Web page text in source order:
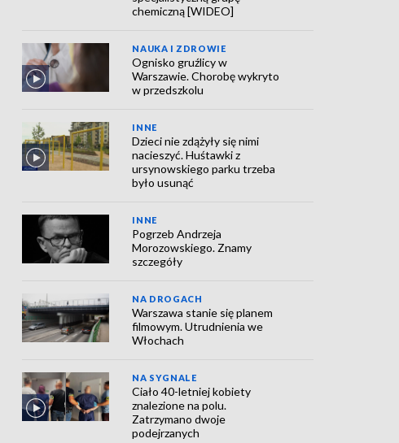
chemiczną [WIDEO]
NAUKA I ZDROWIE
Ognisko gruźlicy w
Warszawie. Chorobę wykryto
w przedszkolu
INNE
Dzieci nie zdążyły się nimi
nacieszyć. Huśtawki z
ursynowskiego parku trzeba
było usunąć
INNE
Pogrzeb Andrzeja
Morozowskiego. Znamy
szczegóły
NA DROGACH
Warszawa stanie się planem
filmowym. Utrudnienia we
Włochach
NA SYGNALE
Ciało 40-letniej kobiety
znalezione na polu.
Zatrzymano dwoje
podejrzanych